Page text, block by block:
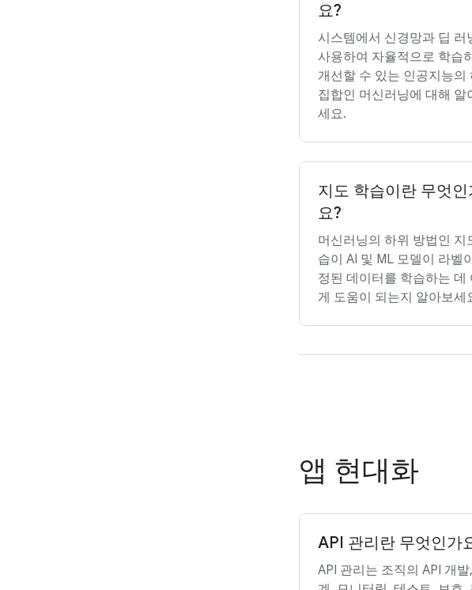
요?
시스템에서 신경망과 딥 러
사용하여 자율적으로 학습
개선할 수 있는 인공지능의
집합인 머신러닝에 대해 알
세요.
지도 학습이란 무엇인
요?
머신러닝의 하위 방법인 지
습이 AI 및 ML 모델이 라벨
정된 데이터를 학습하는 데
게 도움이 되는지 알아보세
앱 현대화
API 관리란 무엇인가
API 관리는 조직의 API 개발